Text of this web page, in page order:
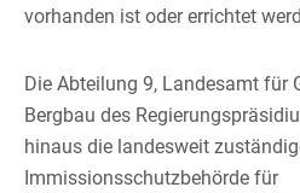
vorhanden ist oder errichtet
Die Abteilung 9, Landesamt für
Bergbau des
hinaus die landesweit
Immissionsschutzbehörde für